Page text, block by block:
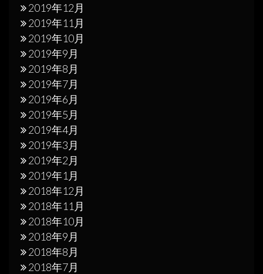
2019年12月
2019年11月
2019年10月
2019年9月
2019年8月
2019年7月
2019年6月
2019年5月
2019年4月
2019年3月
2019年2月
2019年1月
2018年12月
2018年11月
2018年10月
2018年9月
2018年8月
2018年7月